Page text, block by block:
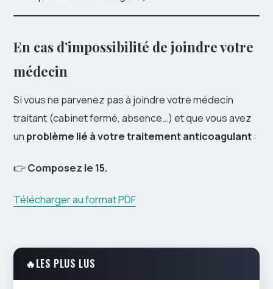
En cas d’impossibilité de joindre votre
médecin
Si vous ne parvenez pas à joindre votre médecin
traitant (cabinet fermé, absence…) et que vous avez
un problème lié à votre traitement anticoagulant:
👉Composez le 15.
Télécharger au format PDF
🔥LES PLUS LUS